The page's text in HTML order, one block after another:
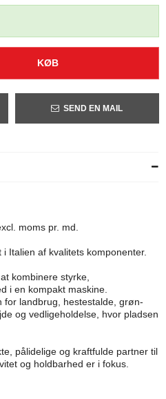
KØB
SEND EN MAIL
moms pr. md.
Italien af kvalitets komponenter.
kombinere styrke,
i en kompakt maskine.
for landbrug, hestestalde, grøn-
og vedligeholdelse, hvor pladsen
pålidelige og kraftfulde partner til
og holdbarhed er i fokus.